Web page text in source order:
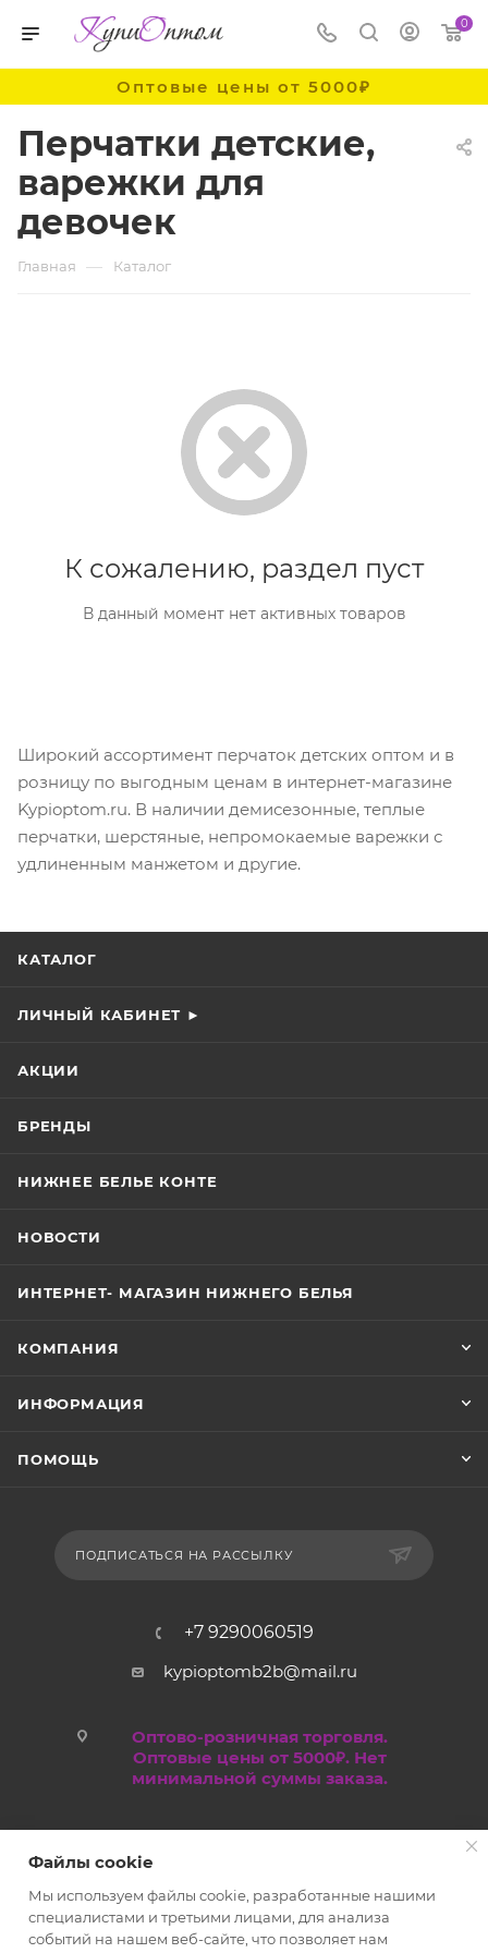
0
Оптовые цены от 5000₽
Перчатки детские,
варежки для
девочек
Главная — Каталог
К сожалению, раздел пуст
В данный момент нет активных товаров
Широкий ассортимент перчаток детских оптом и в
розницу по выгодным ценам в интернет-магазине
Kypioptom.ru. В наличии демисезонные, теплые
перчатки, шерстяные, непромокаемые варежки с
удлиненным манжетом и другие.
КАТАЛОГ
ЛИЧНЫЙ КАБИНЕТ ►
АКЦИИ
БРЕНДЫ
НИЖНЕЕ БЕЛЬЕ КОНТЕ
НОВОСТИ
ИНТЕРНЕТ- МАГАЗИН НИЖНЕГО БЕЛЬЯ
КОМПАНИЯ
ИНФОРМАЦИЯ
ПОМОЩЬ
ПОДПИСАТЬСЯ НА РАССЫЛКУ
+7 9290060519
kypioptomb2b@mail.ru
Оптово-розничная торговля.
Оптовые цены от 5000₽. Нет
минимальной суммы заказа.
Файлы cookie
Мы используем файлы cookie, разработанные нашими
специалистами и третьими лицами, для анализа
событий на нашем веб-сайте, что позволяет нам